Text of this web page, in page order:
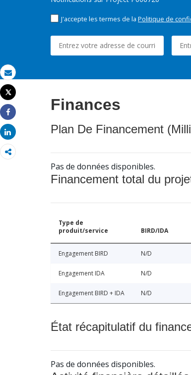
Email
Imprimer
Tweet
Share
Share
J'accepte les termes de la Politique de
Finances
Plan De Financement
Pas de données disponibles.
Financement total du
Type de
produit/service
BIRD/IDA
Engagement BIRD N/D
Engagement IDA N/D
Engagement BIRD + IDA N/D
État récapitulatif du
Pas de données disponibles.